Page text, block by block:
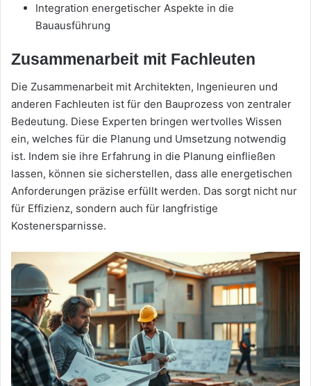
Integration energetischer Aspekte in die
Bauausführung
Zusammenarbeit mit Fachleuten
Die Zusammenarbeit mit Architekten, Ingenieuren und
anderen Fachleuten ist für den Bauprozess von zentraler
Bedeutung. Diese Experten bringen wertvolles Wissen
ein, welches für die Planung und Umsetzung notwendig
ist. Indem sie ihre Erfahrung in die Planung einfließen
lassen, können sie sicherstellen, dass alle energetischen
Anforderungen präzise erfüllt werden. Das sorgt nicht nur
für Effizienz, sondern auch für langfristige
Kostenersparnisse.